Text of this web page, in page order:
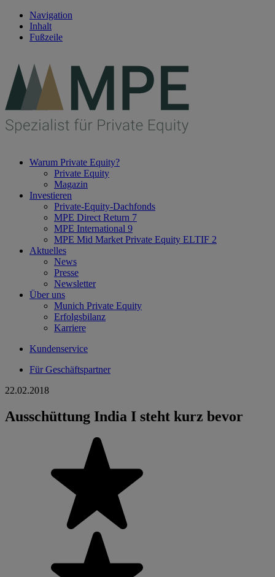
Navigation
Inhalt
Fußzeile
Warum Private Equity?
Private Equity
Magazin
Investieren
Private-Equity-Dachfonds
MPE Direct Return 7
MPE International 9
MPE Mid Market Private Equity ELTIF 2
Aktuelles
News
Presse
Newsletter
Über uns
Munich Private Equity
Erfolgsbilanz
Karriere
Kundenservice
Für Geschäftspartner
22.02.2018
Ausschüttung India I steht kurz bevor